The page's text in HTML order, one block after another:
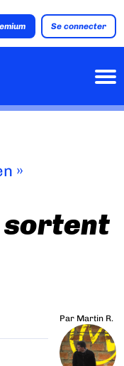
Se connecter
»
sortent
Par Martin R.